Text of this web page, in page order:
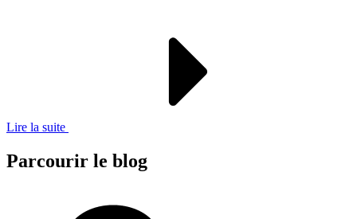
Lire la suite
Parcourir le blog